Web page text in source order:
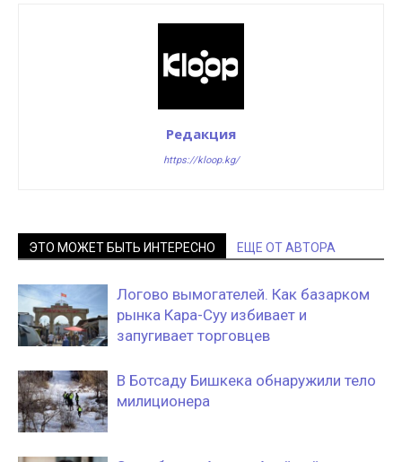
Редакция
https://kloop.kg/
ЭТО МОЖЕТ БЫТЬ ИНТЕРЕСНО ЕЩЕ ОТ АВТОРА
Логово вымогателей. Как базарком
рынка Кара-Суу избивает и
запугивает торговцев
В Ботсаду Бишкека обнаружили тело
милиционера